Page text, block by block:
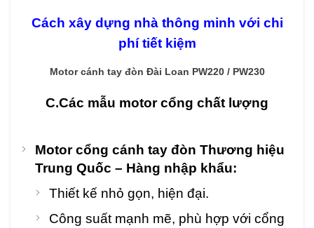
Cách xây dựng nhà thông minh với chi
phí tiết kiệm
Motor cánh tay đòn Đài Loan PW220 / PW230
C.Các mẫu motor cổng chất lượng
Motor cổng cánh tay đòn Thương hiệu
Trung Quốc – Hàng nhập khẩu:
Thiết kế nhỏ gọn, hiện đại.
Công suất mạnh mẽ, phù hợp với cổng